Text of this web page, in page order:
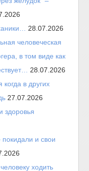
28.07.2026
человеческая
в том виде как
28.07.2026
в других
27.07.2026
здоровья
и свои
ходить